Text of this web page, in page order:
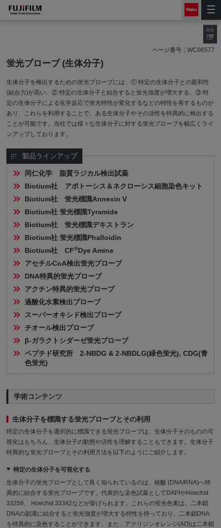
ページ番号： WC06577
蛍光プローブ (生体分子)
生体分子を検出するための蛍光プローブには、① 特定の生体分子との親和性
(結合力)が高い、② 特定の生体分子と結合すると蛍光強度が増大する、③ 特
定の生体分子による化学反応で蛍光特性が変化するなどの特性を有するものが
あり、これらを利用することで、ある生体分子やその活性を特異的に検出する
ことが可能です。当社では様々な生体分子に対する蛍光プローブを幅広くライ
ンアップしております。
製品ラインアップ
同仁化学　脂質ラジカル検出試薬
Biotium社　アポトーシス＆ネクローシス細胞染色キット
Biotium社　蛍光標識Annexin V
Biotium社 蛍光標識Tyramide
Biotium社　蛍光標識デキストラン
Biotium社 蛍光標識Phalloidin
Biotium社　CF®Dye Amine
アセチルCoA検出蛍光プローブ
DNA特異的蛍光プローブ
アクチン特異的蛍光プローブ
過酸化水素検出プローブ
スーパーオキシド検出プローブ
チオール検出プローブ
β-ガラクトシダーゼ蛍光プローブ
ペプチド研究所　2-NBDG & 2-NBDLG(緑色蛍光), CDG(青
色蛍光)
学術コンテンツ
生体分子を標識する蛍光プローブとその利用
特定の生体分子を選択的に標識できる蛍光プローブは、生体分子そのものの可
視化はもちろん、生体分子の動態や活性を理解することもできます。生体分子
特異的な蛍光プローブとその利用方法を以下のようにご紹介します。
特定の生体分子を可視化する
生体分子の蛍光プローブとして良く知られているのは、核酸 (DNA/RNA)へ特
異的に結合する蛍光プローブです。代表的な染色試薬としてDAPIやHoechst
33258、 Hoechst 33342などが挙げられます。これらの蛍光色素は、二本鎖
DNAの副溝に結合すると蛍光強度が増大する特性を持っており、二本鎖DNA
を特異的に染色することができます。また、アクリジンオレンジ(AO)は二本鎖
目次